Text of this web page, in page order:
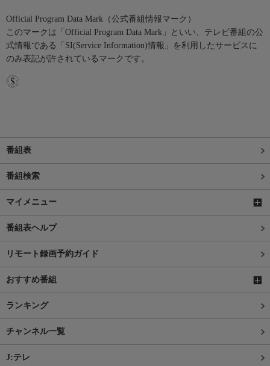
Official Program Data Mark（公式番組情報マーク）
このマークは「Official Program Data Mark」といい、テレビ番組の公
式情報である「SI(Service Information)情報」を利用したサービスに
のみ表記が許されているマークです。
番組表
番組検索
マイメニュー
番組表ヘルプ
リモート録画予約ガイド
おすすめ番組
ランキング
チャンネル一覧
J:テレ